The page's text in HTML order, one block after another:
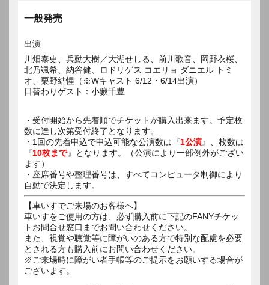
一般発売
出演
川畑泰史、兵動大樹／大湖せしる、前川歌音、岡野衣桜、
北乃颯希、納谷健、ロドリゲス コエリョ ダニエル トミ
オ、栗野結惺（※Wキャスト 6/12・6/14出演）
日替わりゲスト：小籔千豊
・受付開始から先着順でチケットが購入出来ます。予定枚
数に達し次第受付終了となります。
・1回の先着申込で申込可能な公演数は『1公演』、枚数は
『10枚まで』となります。（公演により一部例外がござい
ます）
・座席番号や整理番号は、すべてコンピュータ制御により
自動で決定します。
【車いすでご来場のお客様へ】
車いすをご使用の方は、必ず購入前に下記のFANYチケッ
トお問合せ窓口までお問い合わせください。
また、視覚や聴覚等に障がいのある方で特別な配慮を必要
とされる方も購入前にお問い合わせください。
※ご来場時に障がい者手帳等のご提示をお願いする場合が
ございます。